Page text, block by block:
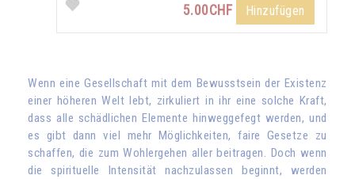
5.00CHF Hinzufügen
Wenn eine Gesellschaft mit dem Bewusstsein der Existenz
einer höheren Welt lebt, zirkuliert in ihr eine solche Kraft,
dass alle schädlichen Elemente hinweggefegt werden, und
es gibt dann viel mehr Möglichkeiten, faire Gesetze zu
schaffen, die zum Wohlergehen aller beitragen. Doch wenn
die spirituelle Intensität nachzulassen beginnt, werden